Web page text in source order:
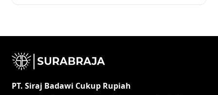
PT. Siraj Badawi Cukup Rupiah